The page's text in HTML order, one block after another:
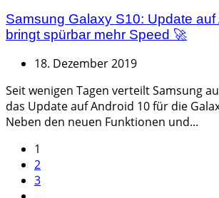
Samsung Galaxy S10: Update auf
bringt spürbar mehr Speed 🚀
18. Dezember 2019
Seit wenigen Tagen verteilt Samsung
das Update auf Android 10 für die
Neben den neuen Funktionen und...
Seitennummerierung
der
Beiträge
1
2
3